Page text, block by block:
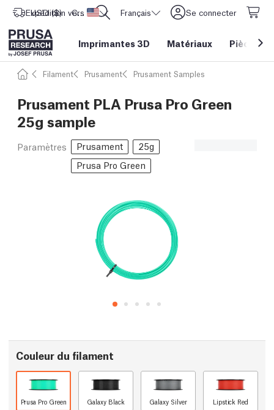
Expédition vers Etats-Unis d'Amérique
USD ($) CORE One L: Maintenant en stock ! Français Se connecter
Imprimantes 3D Matériaux Pièces&
Filament Prusament Prusament Samples
Prusament PLA Prusa Pro Green
25g sample
Paramètres Prusament
25g
Prusa Pro Green
Couleur du filament
Prusa Pro Green Galaxy Black Galaxy Silver Lipstick Red